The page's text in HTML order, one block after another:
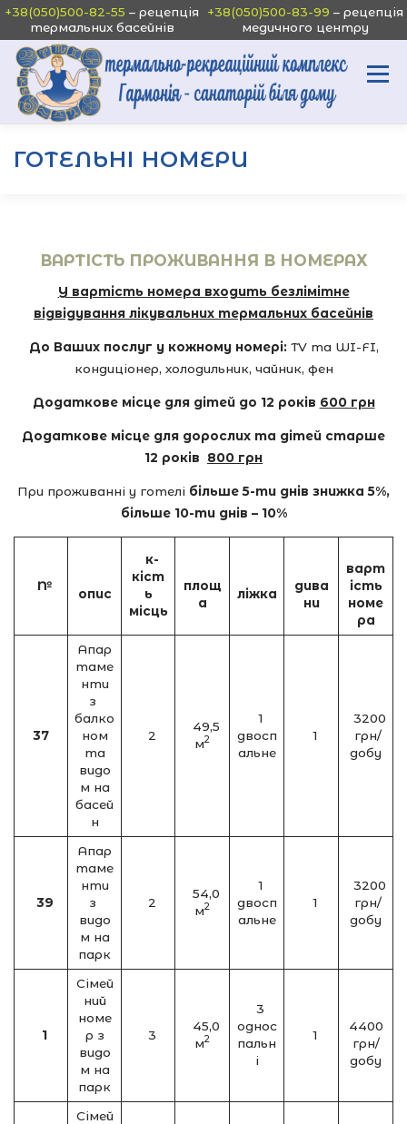
Перейти
вмісту
+38(050)500-82-55 – рецепція
термальних басейнів
+38(050)500-83-99 – рецепція
медичного центру
Меню
ПРО НАС БАСЕЙНИ МЕДЦЕНТР
АКТУАЛЬНЕ
ГОТЕЛЬНІ НОМЕРИ
ВАРТІСТЬ ПРОЖИВАННЯ В НОМЕРАХ
У вартість номера входить безлімітне
відвідування лікувальних термальних басейнів
До Ваших послуг у кожному номері:TV та WI-FI,
кондиціонер, холодильник, чайник, фен
Додаткове місце для дітей до 12 років 600 грн
Додаткове місце для дорослих та дітей старше
12 років 800 грн
При проживанні у готелі більше 5-ти днів знижка 5%,
більше 10-ти днів – 10%
№
опис
к-
кіст
ь
місць
площ
а
ліжка
дива
ни
варт
ість
номе
ра
37
Апар
таме
нти
з
балко
ном
та
видо
м на
басей
н
2
49,5
м2
1
двосп
альне
1
3200
грн/
добу
39
Апар
таме
нти
з
видо
м на
парк
2
54,0
м2
1
двосп
альне
1
3200
грн/
добу
1
Сімей
ний
номе
р з
видо
м на
парк
3
45,0
м2
3
однос
пальн
і
1
4400
грн/
добу
Сімей